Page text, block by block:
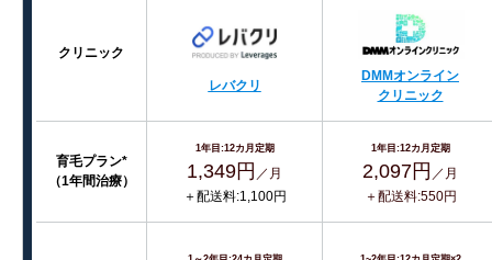
クリニック
レバクリ
DMMオンライン
クリニック
育毛プラン*
（1年間治療）
1年目:12カ月定期
1,349円 ／月
＋配送料:1,100円
1年目:12カ月定期
2,097円 ／月
＋配送料:550円